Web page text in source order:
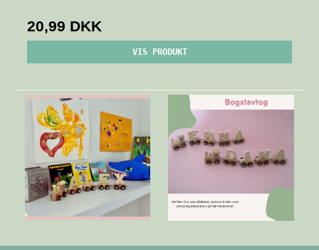
20,99 DKK
VIS PRODUKT